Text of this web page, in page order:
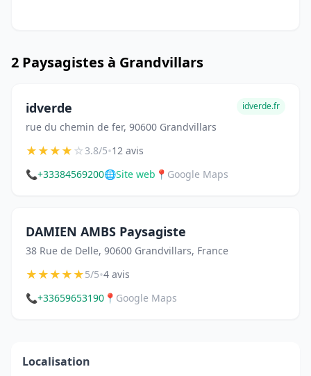
2 Paysagistes à Grandvillars
idverde
rue du chemin de fer, 90600 Grandvillars
idverde.fr
★★★★☆3.8/5•12 avis
📞+33384569200🌐Site web 📍 Google Maps
DAMIEN AMBS Paysagiste
38 Rue de Delle, 90600 Grandvillars, France
★★★★★5/5•4 avis
📞+33659653190 📍 Google Maps
Localisation